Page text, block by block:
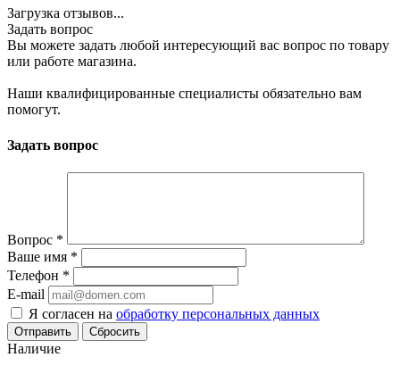
Загрузка отзывов...
Задать вопрос
Вы можете задать любой интересующий вас вопрос по товару
или работе магазина.
Наши квалифицированные специалисты обязательно вам
помогут.
Задать вопрос
Вопрос *
Ваше имя *
Телефон *
E-mail
Я согласен на обработку персональных данных
Сбросить
Наличие